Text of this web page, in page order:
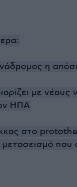
η
με νέους
ΗΠΑ
στο
μετασεισμό που